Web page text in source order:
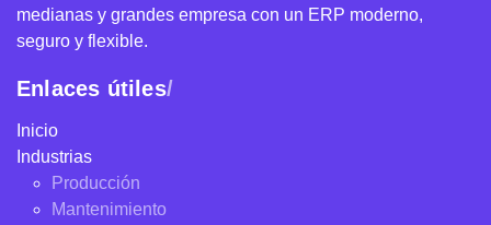
medianas y grandes empresa con un ERP moderno,
seguro y flexible.
Enlaces útiles/
Inicio
Industrias
Producción
Mantenimiento